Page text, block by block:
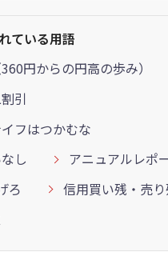
ている用語
円からの円高の歩み）
引
フはつかむな
し
アニュアルレポ
ろ
信用買い残・売